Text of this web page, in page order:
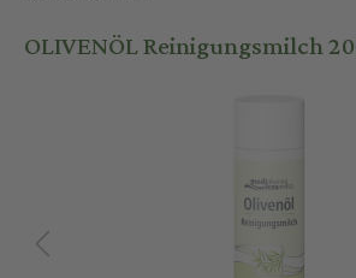
OLIVENÖL Reinigungsmilch